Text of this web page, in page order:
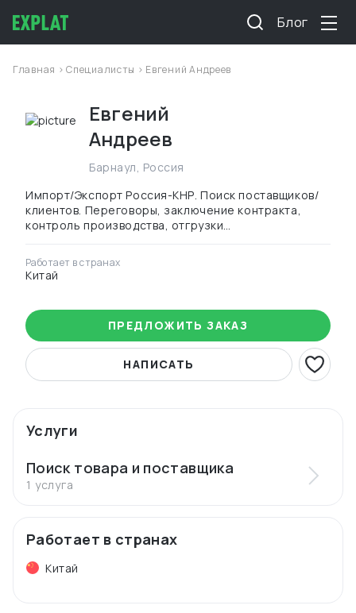
Блог
Главная >Специалисты > Евгений Андреев
Евгений
Андреев
Барнаул, Россия
Импорт/Экспорт Россия-КНР. Поиск поставщиков/
клиентов. Переговоры, заключение контракта,
контроль производства, отгрузки…
Работает в странах
Китай
ПРЕДЛОЖИТЬ ЗАКАЗ
НАПИСАТЬ
Услуги
Поиск товара и поставщика
1 услуга
Работает в странах
Китай